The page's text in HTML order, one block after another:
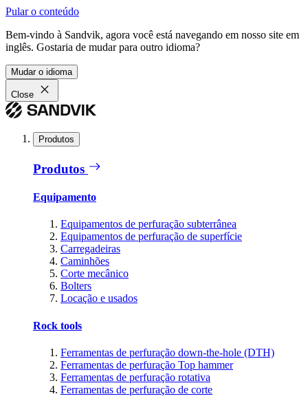
Pular o conteúdo
Bem-vindo à Sandvik, agora você está navegando em nosso site em
inglês. Gostaria de mudar para outro idioma?
Mudar o idioma
Close
Produtos
Produtos
Equipamento
Equipamentos de perfuração subterrânea
Equipamentos de perfuração de superfície
Carregadeiras
Caminhões
Corte mecânico
Bolters
Locação e usados
Rock tools
Ferramentas de perfuração down-the-hole (DTH)
Ferramentas de perfuração Top hammer
Ferramentas de perfuração rotativa
Ferramentas de perfuração de corte